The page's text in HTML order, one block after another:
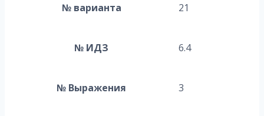
№ варианта 21
№ ИДЗ 6.4
№ Выражения 3